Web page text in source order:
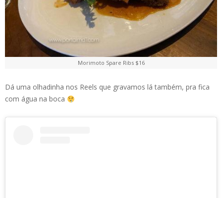
Morimoto Spare Ribs $16
Dá uma olhadinha nos Reels que gravamos lá também, pra fica
com água na boca